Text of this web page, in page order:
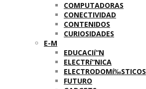
COMPUTADORAS
CONECTIVIDAD
CONTENIDOS
CURIOSIDADES
E-M
EDUCACIí“N
ELECTRí“NICA
ELECTRODOMí‰STICOS
FUTURO